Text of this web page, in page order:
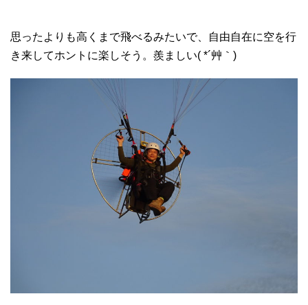
思ったよりも高くまで飛べるみたいで、自由自在に空を行
き来してホントに楽しそう。羨ましい( *´艸｀)